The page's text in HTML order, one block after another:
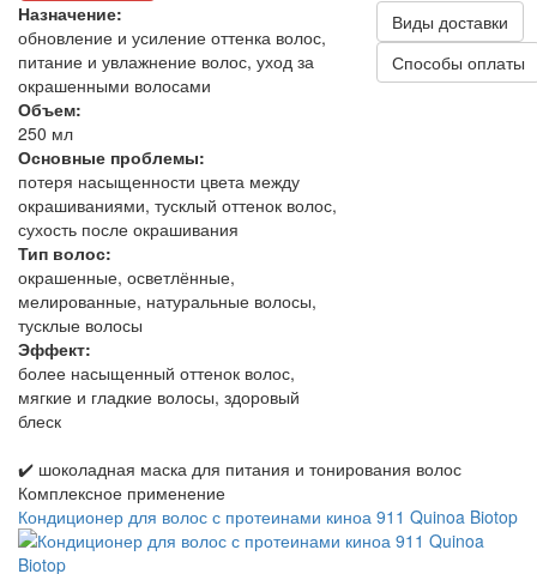
Назначение:
обновление и усиление оттенка волос,
питание и увлажнение волос, уход за
окрашенными волосами
Объем:
250 мл
Основные проблемы:
потеря насыщенности цвета между
окрашиваниями, тусклый оттенок волос,
сухость после окрашивания
Тип волос:
окрашенные, осветлённые,
мелированные, натуральные волосы,
тусклые волосы
Эффект:
более насыщенный оттенок волос,
мягкие и гладкие волосы, здоровый
блеск
Виды доставки
Способы оплаты
✔️ шоколадная маска для питания и тонирования волос
Комплексное применение
Кондиционер для волос с протеинами киноа 911 Quinoa Biotop